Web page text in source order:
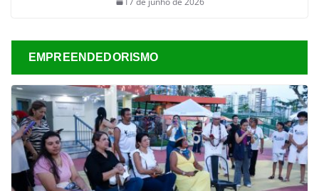
EMPREENDEDORISMO